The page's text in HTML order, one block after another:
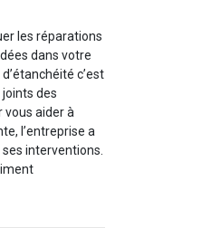
les réparations
dans votre
c’est
des
vous aider à
l’entreprise a
interventions.